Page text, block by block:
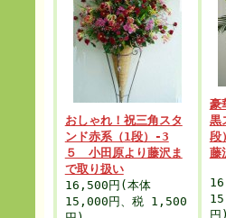
おしゃれ！祝三角スタ
ンド赤系（1段）-3
５ 小田原より藤沢ま
で取り扱い
16,500円 (本体
15,000円、税 1,500
豪
黒
段
藤